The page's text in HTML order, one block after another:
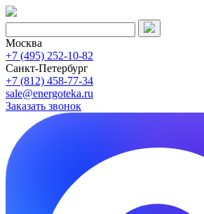
Москва
+7 (495) 252-10-82
Санкт-Петербург
+7 (812) 458-77-34
sale@energoteka.ru
Заказать звонок